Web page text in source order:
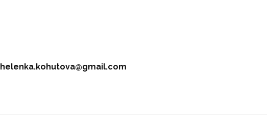
helenka.kohutova@gmail.com